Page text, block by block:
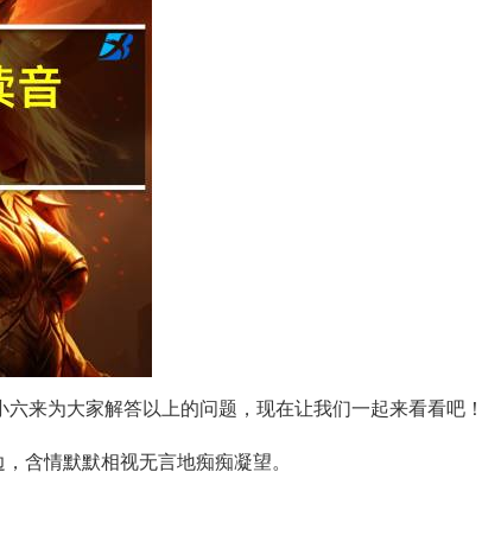
来为大家解答以上的问题，现在让我们一起来看看吧！
含情默默相视无言地痴痴凝望。